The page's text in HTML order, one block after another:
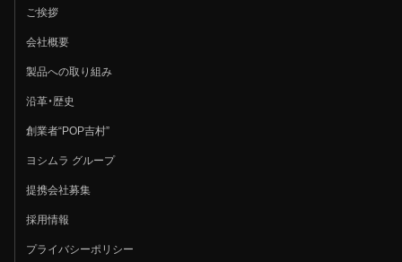
ご挨拶
会社概要
製品への取り組み
沿革・歴史
創業者“POP吉村”
ヨシムラ グループ
提携会社募集
採用情報
プライバシーポリシー